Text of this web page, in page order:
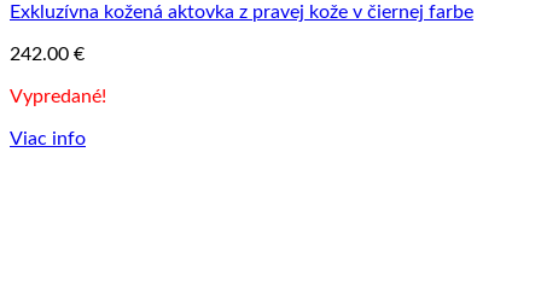
Exkluzívna kožená aktovka z pravej kože v čiernej farbe
242.00 €
Vypredané!
Viac info